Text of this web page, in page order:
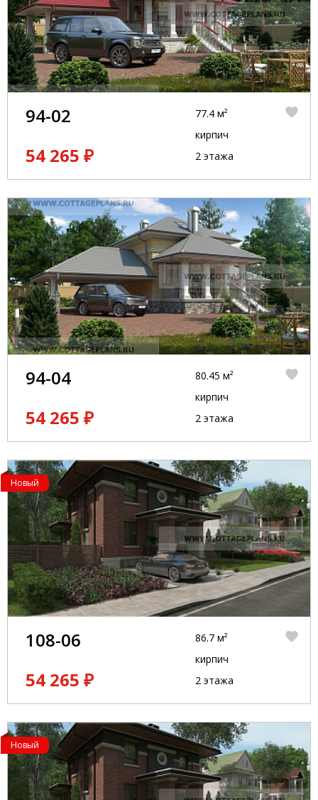
94-02
54 265 ₽
77.4 м²
кирпич
2 этажа
94-04
54 265 ₽
80.45 м²
кирпич
2 этажа
Новый
108-06
54 265 ₽
86.7 м²
кирпич
2 этажа
Новый